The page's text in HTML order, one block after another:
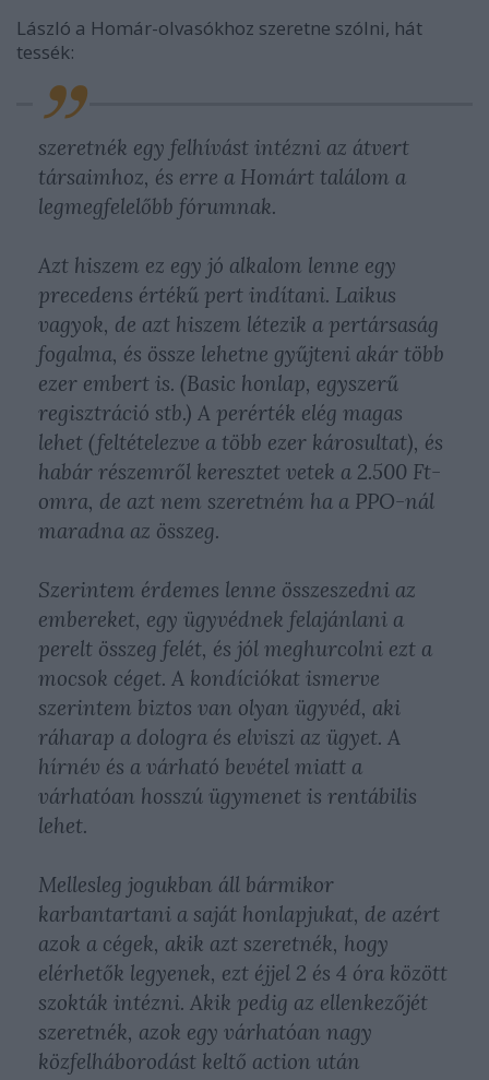
László a Homár-olvasókhoz szeretne szólni, hát
tessék:
szeretnék egy felhívást intézni az átvert
társaimhoz, és erre a Homárt találom a
legmegfelelőbb fórumnak.
Azt hiszem ez egy jó alkalom lenne egy
precedens értékű pert indítani. Laikus
vagyok, de azt hiszem létezik a pertársaság
fogalma, és össze lehetne gyűjteni akár több
ezer embert is. (Basic honlap, egyszerű
regisztráció stb.) A perérték elég magas
lehet (feltételezve a több ezer károsultat), és
habár részemről keresztet vetek a 2.500 Ft-
omra, de azt nem szeretném ha a PPO-nál
maradna az összeg.
Szerintem érdemes lenne összeszedni az
embereket, egy ügyvédnek felajánlani a
perelt összeg felét, és jól meghurcolni ezt a
mocsok céget. A kondíciókat ismerve
szerintem biztos van olyan ügyvéd, aki
ráharap a dologra és elviszi az ügyet. A
hírnév és a várható bevétel miatt a
várhatóan hosszú ügymenet is rentábilis
lehet.
Mellesleg jogukban áll bármikor
karbantartani a saját honlapjukat, de azért
azok a cégek, akik azt szeretnék, hogy
elérhetők legyenek, ezt éjjel 2 és 4 óra között
szokták intézni. Akik pedig az ellenkezőjét
szeretnék, azok egy várhatóan nagy
közfelháborodást keltő action után